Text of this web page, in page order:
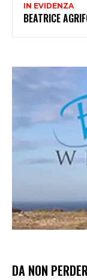
IN EVIDENZA
BEATRICE
DA NON